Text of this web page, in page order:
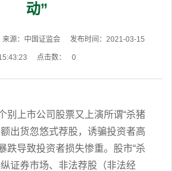
动”
来源：中国证监会 发布时间：2021-03-15
点击数： 0
别上市公司股票又上演所谓“杀猪
出货忽悠式荐股，诱骗投资者高
跌导致投资者损失惨重。股市“杀
证券市场、非法荐股（非法经